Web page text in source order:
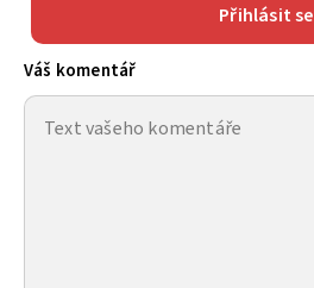
Přihlásit se
Váš komentář